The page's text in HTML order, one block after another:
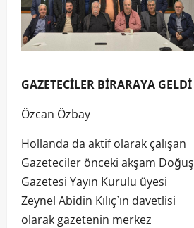
GAZETECİLER BİRARAYA GELDİ
Özcan Özbay
Hollanda da aktif olarak çalışan
Gazeteciler önceki akşam Doğuş
Gazetesi Yayın Kurulu üyesi
Zeynel Abidin Kılıç`ın davetlisi
olarak gazetenin merkez